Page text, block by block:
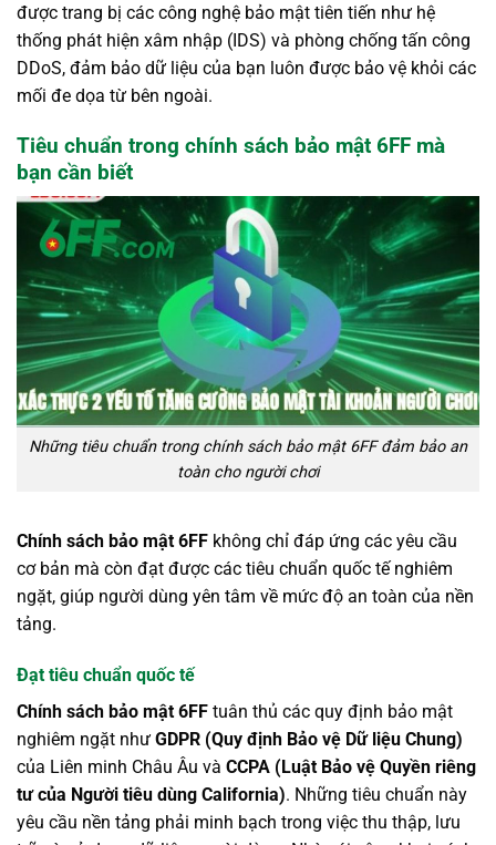
được trang bị các công nghệ bảo mật tiên tiến như hệ
thống phát hiện xâm nhập (IDS) và phòng chống tấn công
DDoS, đảm bảo dữ liệu của bạn luôn được bảo vệ khỏi các
mối đe dọa từ bên ngoài.
Tiêu chuẩn trong chính sách bảo mật 6FF mà
bạn cần biết
Những tiêu chuẩn trong chính sách bảo mật 6FF đảm bảo an
toàn cho người chơi
Chính sách bảo mật 6FF không chỉ đáp ứng các yêu cầu
cơ bản mà còn đạt được các tiêu chuẩn quốc tế nghiêm
ngặt, giúp người dùng yên tâm về mức độ an toàn của nền
tảng.
Đạt tiêu chuẩn quốc tế
Chính sách bảo mật 6FF tuân thủ các quy định bảo mật
nghiêm ngặt như GDPR (Quy định Bảo vệ Dữ liệu Chung)
của Liên minh Châu Âu và CCPA (Luật Bảo vệ Quyền riêng
tư của Người tiêu dùng California). Những tiêu chuẩn này
yêu cầu nền tảng phải minh bạch trong việc thu thập, lưu